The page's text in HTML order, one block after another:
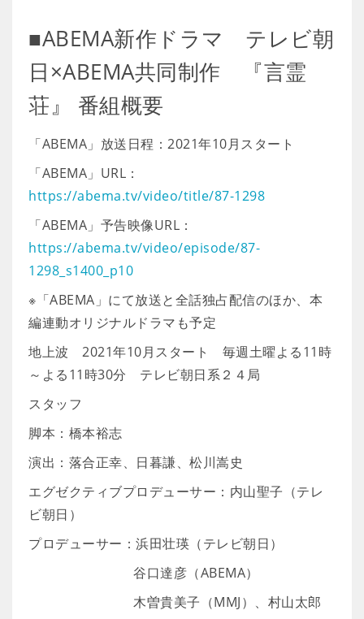
■ABEMA新作ドラマ テレビ朝
日×ABEMA共同制作 『言霊
荘』 番組概要
「ABEMA」放送日程：2021年10月スタート
「ABEMA」URL：
https://abema.tv/video/title/87-1298
「ABEMA」予告映像URL：
https://abema.tv/video/episode/87-
1298_s1400_p10
※「ABEMA」にて放送と全話独占配信のほか、本
編連動オリジナルドラマも予定
地上波 2021年10月スタート 毎週土曜よる11時
～よる11時30分 テレビ朝日系２４局
スタッフ
脚本：橋本裕志
演出：落合正幸、日暮謙、松川嵩史
エグゼクティブプロデューサー：内山聖子（テレ
ビ朝日）
プロデューサー：浜田壮瑛（テレビ朝日）
谷口達彦（ABEMA）
木曽貴美子（MMJ）、村山太郎